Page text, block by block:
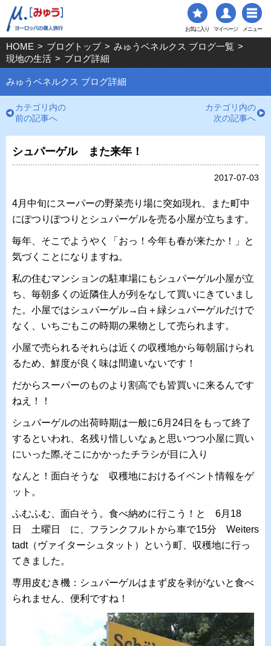
お気に入り マイページ メニュー
HOME > ブログトップ > みゅうベネルクス ブログ一覧 >
現地の生活 > ブログ詳細
みゅうベネルクス ブログ詳細
カテゴリ内の
前の記事へ
カテゴリ内の
次の記事へ
シュパーゲル また来年！
2017-07-03
4月中旬にスーパーの野菜売り場に突如現れ、また町中
にぽつりぽつりとシュパーゲルを売る小屋が立ちます。
毎年、そこでようやく「おっ！今年も春が来たか！」と
気づくことになりますね。
私の住むマンションの駐車場にもシュパーゲル小屋が立
ち、毎朝多くの近隣住人が列をなして買いにきていまし
た。小屋ではシュパーゲル→白＋緑シュパーゲルだけで
なく、いちごもこの時期の果物として売られます。
小屋で売られるそれらは近くの収穫地から毎朝届けられ
るため、鮮度が良く味は間違いないです！
だからスーパーのものより割高でも皆買いに来るんです
ねえ！！
シュパーゲルの出荷時期は一般に6月24日をもって終了
するといわれ、名残り惜しいなぁと思いつつ小屋に買い
にいった際,そこにかかったチラシが目に入り
なんと！面白そうな 収穫地におけるイベント情報をゲ
ット。
ふむふむ、面白そう。食べ納めに行こう！と 6月18
日 土曜日 に、フランクフルトから車で15分 Weiters
tadt（ヴァイターシュタット）という町、収穫地に行っ
てきました。
専用皮むき機：シュパーゲルはまず皮を剥がないと食べ
られません、便利ですね！